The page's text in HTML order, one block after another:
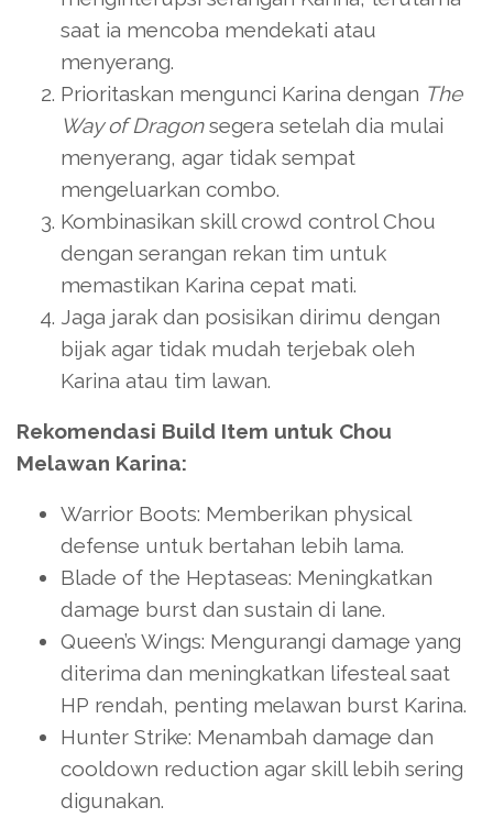
saat ia mencoba mendekati atau
menyerang.
Prioritaskan mengunci Karina dengan The
Way of Dragonsegera setelah dia mulai
menyerang, agar tidak sempat
mengeluarkan combo.
Kombinasikan skill crowd control Chou
dengan serangan rekan tim untuk
memastikan Karina cepat mati.
Jaga jarak dan posisikan dirimu dengan
bijak agar tidak mudah terjebak oleh
Karina atau tim lawan.
Rekomendasi Build Item untuk Chou
Melawan Karina:
Warrior Boots: Memberikan physical
defense untuk bertahan lebih lama.
Blade of the Heptaseas: Meningkatkan
damage burst dan sustain di lane.
Queen’s Wings: Mengurangi damage yang
diterima dan meningkatkan lifesteal saat
HP rendah, penting melawan burst Karina.
Hunter Strike: Menambah damage dan
cooldown reduction agar skill lebih sering
digunakan.